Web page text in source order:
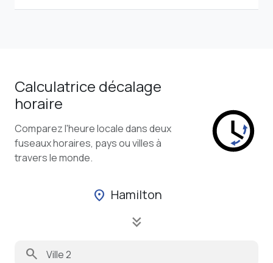
Calculatrice décalage
horaire
Comparez l'heure locale dans deux
fuseaux horaires, pays ou villes à
travers le monde.
location_on Hamilton
keyboard_double_arrow_down
search